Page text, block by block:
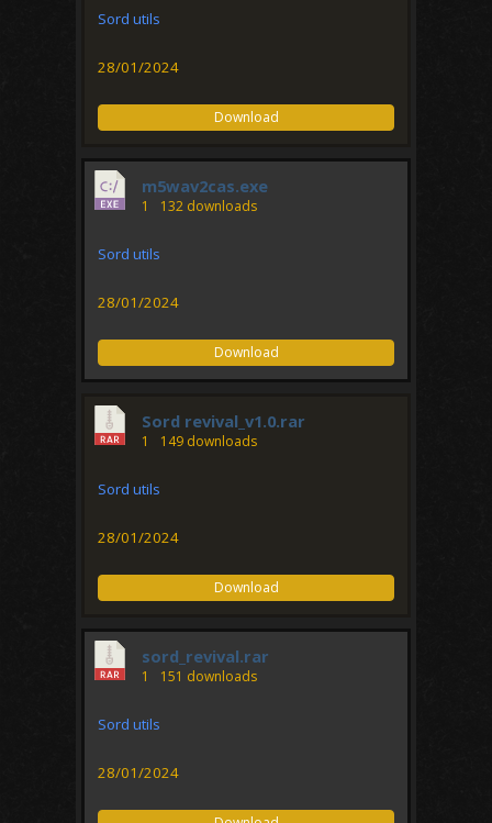
Sord utils
28/01/2024
Download
m5wav2cas.exe
1 132 downloads
Sord utils
28/01/2024
Download
Sord revival_v1.0.rar
1 149 downloads
Sord utils
28/01/2024
Download
sord_revival.rar
1 151 downloads
Sord utils
28/01/2024